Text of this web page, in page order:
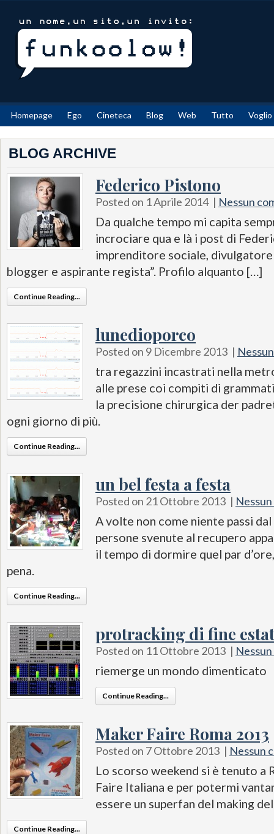
Homepage Ego Cineteca Blog Web Tutto Voglio
BLOG ARCHIVE
Federico Pistono
Posted on 1 Aprile 2014 | Nessun
Da qualche tempo mi capita
incrociare qua e là i post di
imprenditore sociale,
blogger e aspirante regista”. Profilo alquanto […]
Continue Reading...
lunedioporco
Posted on 9 Dicembre 2013 |
tra regazzini incastrati nella
alle prese coi compiti di
la precisione chirurgica der
ogni giorno di più.
Continue Reading...
un bel festa a festa
Posted on 21 Ottobre 2013 |
A volte non come niente passi
persone svenute al recupero
il tempo di dormire quel par
pena.
Continue Reading...
protracking di fine
Posted on 11 Ottobre 2013 |
riemerge un mondo dimenticato
Continue Reading...
Maker Faire Roma 2013
Posted on 7 Ottobre 2013 | Nessun
Lo scorso weekend si è tenuto a
Faire Italiana e per potermi
essere un superfan del making
Continue Reading...